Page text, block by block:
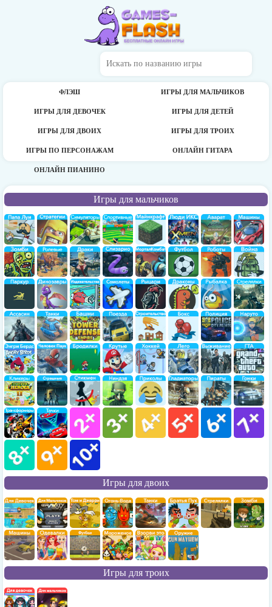
ФЛЭШ ИГРЫ ДЛЯ МАЛЬЧИКОВ
ИГРЫ ДЛЯ ДЕВОЧЕК ИГРЫ ДЛЯ ДЕТЕЙ
ИГРЫ ДЛЯ ДВОИХ ИГРЫ ДЛЯ ТРОИХ
ИГРЫ ПО ПЕРСОНАЖАМ ОНЛАЙН ГИТАРА
ОНЛАЙН ПИАНИНО
Игры для мальчиков
Игры для двоих
Игры для троих